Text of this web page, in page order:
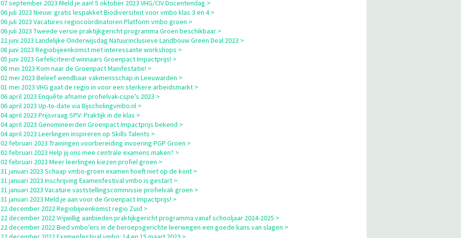
07 september 2023 Meld je aan! 5 oktober 2023 VHG/CIV Docentendag >
06 juli 2023 Nieuw: gratis lespakket Biodiversiteit voor vmbo klas 3 en 4 >
06 juli 2023 Vacatures regiocoördinatoren Platform vmbo groen >
06 juli 2023 Tweede versie praktijkgericht programma Groen beschikbaar >
22 juni 2023 Landelijke Onderwijsdag Natuurinclusieve Landbouw Green Deal 2023 >
08 juni 2023 Regiobijeenkomst met interessante workshops >
05 juni 2023 Gefeliciteerd winnaars Groenpact Impactprijs! >
08 mei 2023 Kom naar de Groenpact Manifestatie! >
02 mei 2023 Beleef wendbaar vakmensschap in Leeuwarden >
01 mei 2023 VHG gaat de regio in voor een sterkere arbeidsmarkt >
06 april 2023 Enquête afname profielvak-cspe’s 2023 >
06 april 2023 Up-to-date via Bijscholingvmbo.nl >
04 april 2023 Prijsvraag SPV: Praktijk in de klas >
04 april 2023 Genomineerden Groenpact Impactprijs bekend >
04 april 2023 Leerlingen inspireren op Skills Talents >
02 februari 2023 Trainingen voorbereiding invoering PGP Groen >
02 februari 2023 Help jij ons mee centrale examens maken? >
02 februari 2023 Meer leerlingen kiezen profiel groen >
31 januari 2023 Schaap vmbo-groen examen hoeft niet op de kont >
31 januari 2023 Inschrijving Examenfestival vmbo is gestart >
31 januari 2023 Vacature vaststellingscommissie profielvak groen >
31 januari 2023 Meld je aan voor de Groenpact Impactprijs! >
22 december 2022 Regiobijeenkomst regio Zuid >
22 december 2022 Vrijwillig aanbieden praktijkgericht programma vanaf schooljaar 2024-2025 >
22 december 2022 Bied vmbo’ers in de beroepsgerichte leerwegen een goede kans van slagen >